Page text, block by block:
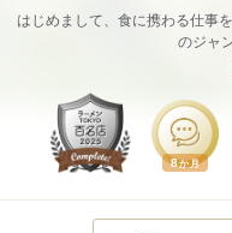
はじめまして、食に携わる仕事
のジャ
8か月